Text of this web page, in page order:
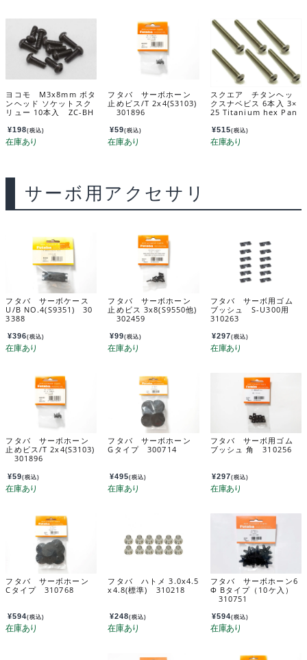
ヨコモ M3x8mm ボタ
ンヘッド ソケットスク
リュー 10本入 ZC-BH
¥198(税込)
フタバ サーボホーン
止めビス/T 2x4(S3103)
301896
¥59(税込)
スクエア チタンヘッ
クスナベビス 6本入 3×
25 Titanium hex Pan
cs.) NTR-325
¥515(税込)
サーボ用アクセサリ
フタバ サーボケース
U/B NO.4(S9351) 30
3388
¥396(税込)
フタバ サーボホーン
止めビス 3x8(S9550他)
302459
¥99(税込)
フタバ サーボ用ゴム
ブッシュ S-U300用
310263
¥297(税込)
フタバ サーボホーン
止めビス/T 2x4(S3103)
301896
¥59(税込)
フタバ サーボホーン
Gタイプ 300714
¥495(税込)
フタバ サーボ用ゴム
ブッシュ 角 310256
¥297(税込)
フタバ サーボホーン
Cタイプ 310768
¥594(税込)
フタバ ハトメ 3.0x4.5
x4.8(標準) 310218
¥248(税込)
フタバ サーボホーン6
Φ Bタイプ（10ケ入）
310751
¥594(税込)